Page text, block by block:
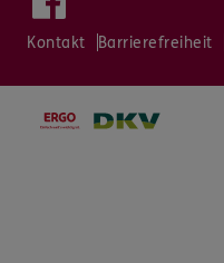
Kontakt Barrierefreiheit